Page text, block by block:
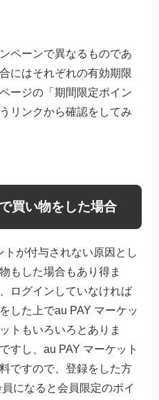
ペーンで異なるものであ
にはそれぞれの有効期限
ージの「期間限定ポイン
リンクから確認をしてみ
買い物をした場合
トが付与されない原因とし
もした場合もあり得ま
ログインしていなければ
した上でau PAY マーケッ
トもいろいろとありま
すし、au PAY マーケット
ですので、登録をした方
になると会員限定のポイ